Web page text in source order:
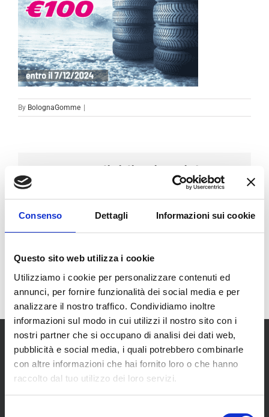
Consenso Dettagli Informazioni sui cookie
Questo sito web utilizza i cookie
Utilizziamo i cookie per personalizzare contenuti ed
annunci, per fornire funzionalità dei social media e per
analizzare il nostro traffico. Condividiamo inoltre
informazioni sul modo in cui utilizzi il nostro sito con i
nostri partner che si occupano di analisi dei dati web,
pubblicità e social media, i quali potrebbero combinarle
con altre informazioni che hai fornito loro o che hanno
raccolto dal tuo utilizzo dei loro servizi.
By BolognaGomme
Condividi sui social
FacebookLinkedInEmail